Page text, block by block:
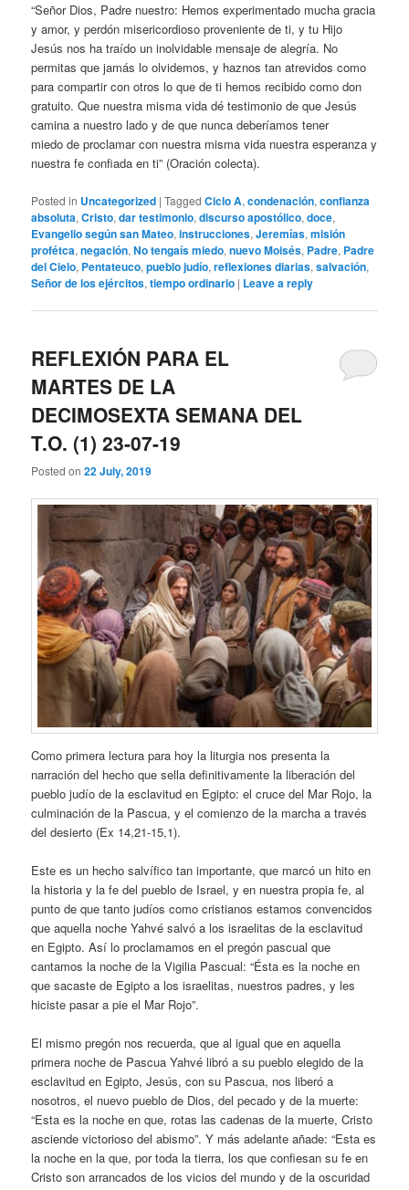
“Señor Dios, Padre nuestro: Hemos experimentado mucha gracia
y amor, y perdón misericordioso proveniente de ti, y tu Hijo
Jesús nos ha traído un inolvidable mensaje de alegría. No
permitas que jamás lo olvidemos, y haznos tan atrevidos como
para compartir con otros lo que de ti hemos recibido como don
gratuito. Que nuestra misma vida dé testimonio de que Jesús
camina a nuestro lado y de que nunca deberíamos tener
miedo de proclamar con nuestra misma vida nuestra esperanza y
nuestra fe confiada en ti” (Oración colecta).
Posted in Uncategorized |Tagged Ciclo A,condenación,confianza
absoluta,Cristo,dar testimonio,discurso apostólico,doce,
Evangelio según san Mateo,instrucciones,Jeremías,misión
profétca,negación,No tengaís miedo,nuevo Moisés, Padre, Padre
del Cielo, Pentateuco,pueblo judío,reflexiones diarias,salvación,
Señor de los ejércitos,tiempo ordinario | Leave a reply
REFLEXIÓN PARA EL
MARTES DE LA
DECIMOSEXTA SEMANA DEL
T.O. (1) 23-07-19
Posted on22 July, 2019
Como primera lectura para hoy la liturgia nos presenta la
narración del hecho que sella definitivamente la liberación del
pueblo judío de la esclavitud en Egipto: el cruce del Mar Rojo, la
culminación de la Pascua, y el comienzo de la marcha a través
del desierto (Ex 14,21-15,1).
Este es un hecho salvífico tan importante, que marcó un hito en
la historia y la fe del pueblo de Israel, y en nuestra propia fe, al
punto de que tanto judíos como cristianos estamos convencidos
que aquella noche Yahvé salvó a los israelitas de la esclavitud
en Egipto. Así lo proclamamos en el pregón pascual que
cantamos la noche de la Vigilia Pascual: “Ésta es la noche en
que sacaste de Egipto a los israelitas, nuestros padres, y les
hiciste pasar a pie el Mar Rojo”.
El mismo pregón nos recuerda, que al igual que en aquella
primera noche de Pascua Yahvé libró a su pueblo elegido de la
esclavitud en Egipto, Jesús, con su Pascua, nos liberó a
nosotros, el nuevo pueblo de Dios, del pecado y de la muerte:
“Esta es la noche en que, rotas las cadenas de la muerte, Cristo
asciende victorioso del abismo”. Y más adelante añade: “Esta es
la noche en la que, por toda la tierra, los que confiesan su fe en
Cristo son arrancados de los vicios del mundo y de la oscuridad